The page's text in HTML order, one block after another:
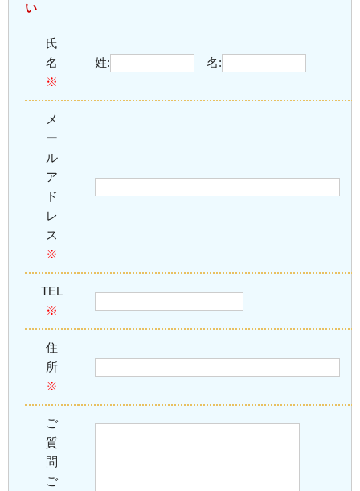
い
氏
名
※
姓: 名:
メ
ー
ル
ア
ド
レ
ス
※
TEL
※
住
所
※
ご
質
問
ご